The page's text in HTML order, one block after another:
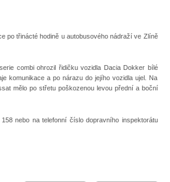
po třinácté hodině u autobusového nádraží ve Zlíně
combi ohrozil řidičku vozidla Dacia Dokker bílé
komunikace a po nárazu do jejího vozidla ujel. Na
mělo po střetu poškozenou levou přední a boční
nebo na telefonní číslo dopravního inspektorátu